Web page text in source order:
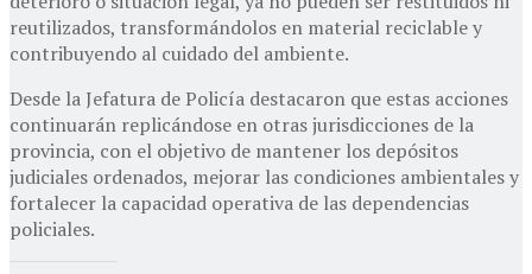
reutilizados, transformándolos en material reciclable y
contribuyendo al cuidado del ambiente.
Desde la Jefatura de Policía destacaron que estas acciones
continuarán replicándose en otras jurisdicciones de la
provincia, con el objetivo de mantener los depósitos
judiciales ordenados, mejorar las condiciones ambientales y
fortalecer la capacidad operativa de las dependencias
policiales.